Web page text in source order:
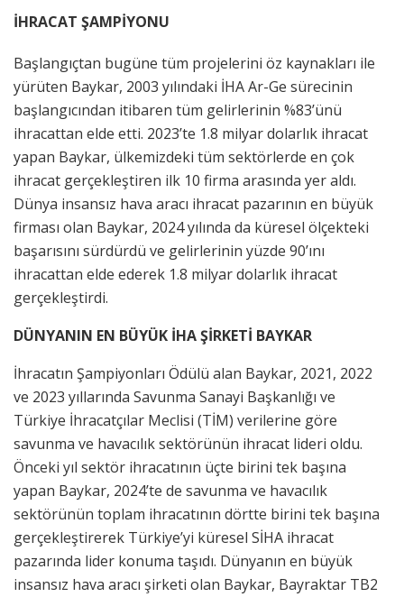
İHRACAT ŞAMPİYONU
Başlangıçtan bugüne tüm projelerini öz kaynakları ile
yürüten Baykar, 2003 yılındaki İHA Ar-Ge sürecinin
başlangıcından itibaren tüm gelirlerinin %83’ünü
ihracattan elde etti. 2023’te 1.8 milyar dolarlık ihracat
yapan Baykar, ülkemizdeki tüm sektörlerde en çok
ihracat gerçekleştiren ilk 10 firma arasında yer aldı.
Dünya insansız hava aracı ihracat pazarının en büyük
firması olan Baykar, 2024 yılında da küresel ölçekteki
başarısını sürdürdü ve gelirlerinin yüzde 90’ını
ihracattan elde ederek 1.8 milyar dolarlık ihracat
gerçekleştirdi.
DÜNYANIN EN BÜYÜK İHA ŞİRKETİ BAYKAR
İhracatın Şampiyonları Ödülü alan Baykar, 2021, 2022
ve 2023 yıllarında Savunma Sanayi Başkanlığı ve
Türkiye İhracatçılar Meclisi (TİM) verilerine göre
savunma ve havacılık sektörünün ihracat lideri oldu.
Önceki yıl sektör ihracatının üçte birini tek başına
yapan Baykar, 2024’te de savunma ve havacılık
sektörünün toplam ihracatının dörtte birini tek başına
gerçekleştirerek Türkiye’yi küresel SİHA ihracat
pazarında lider konuma taşıdı. Dünyanın en büyük
insansız hava aracı şirketi olan Baykar, Bayraktar TB2